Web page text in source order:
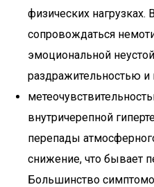
физических нагрузках.
сопровождаться
эмоциональной
раздражительностью и
внутричерепной
перепады
снижение, что бывает
Большинство